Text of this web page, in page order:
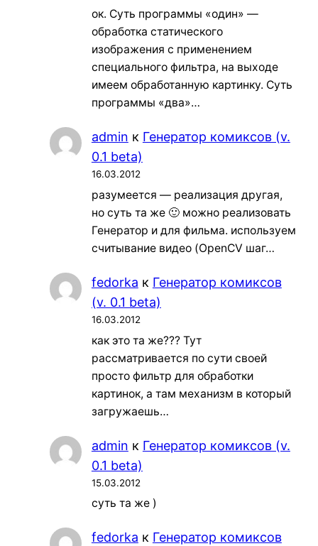
ок. Суть программы «один» —
обработка статического
изображения с применением
специального фильтра, на выходе
имеем обработанную картинку. Суть
программы «два»…
admin к Генератор комиксов (v.
0.1 beta)
16.03.2012
разумеется — реализация другая,
но суть та же 🙂 можно реализовать
Генератор и для фильма. используем
считывание видео (OpenCV шаг…
fedorka к Генератор комиксов
(v. 0.1 beta)
16.03.2012
как это та же??? Тут
рассматривается по сути своей
просто фильтр для обработки
картинок, а там механизм в который
загружаешь…
admin к Генератор комиксов (v.
0.1 beta)
15.03.2012
суть та же )
fedorka к Генератор комиксов